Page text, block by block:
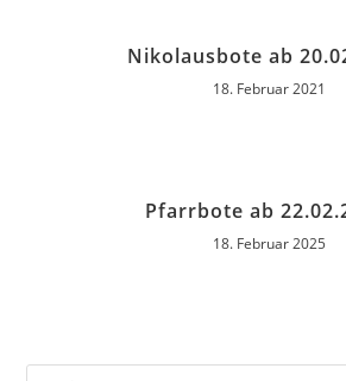
Nikolausbote ab
18. Februar 2021
Pfarrbote ab
18. Februar 2025